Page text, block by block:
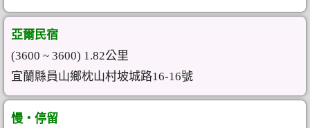
亞爾民宿
(3600 ~ 3600) 1.82公里
宜蘭縣員山鄉枕山村坡城路16-16號
慢‧停留